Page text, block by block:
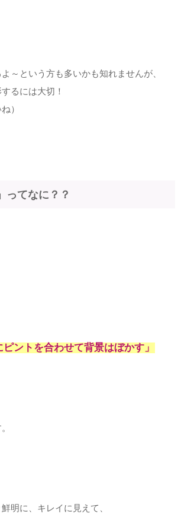
よ～という方も多いかも知れませんが、
るには大切！
）
ってなに？？
ピントを合わせて背景はぼかす」
明に、キレイに見えて、